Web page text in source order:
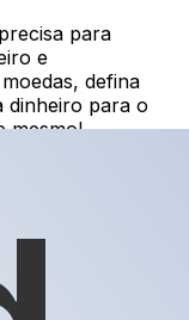
para
e
defina
dinheiro para o
mesmo!